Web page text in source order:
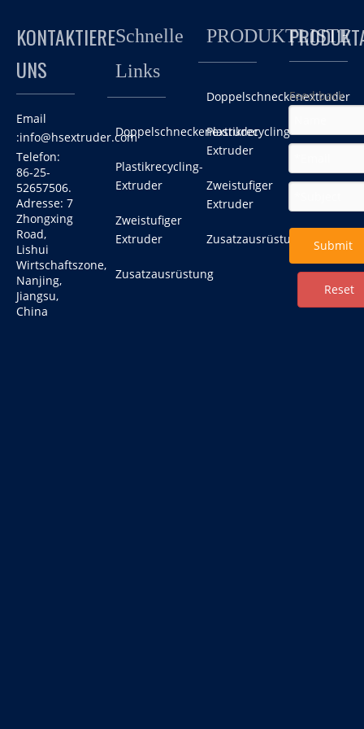
KONTAKTIERE
UNS
Email
:info@hsextruder.com
Telefon:
86-25-
52657506.
Adresse: 7
Zhongxing
Road,
Lishui
Wirtschaftszone,
Nanjing,
Jiangsu,
China
Schnelle
Links
Doppelschneckenextruder
Plastikrecycling-
Extruder
Zweistufiger
Extruder
Zusatzausrüstung
PRODUKTLISTE
Doppelschneckenextruder
Plastikrecycling-
Extruder
Zweistufiger
Extruder
Zusatzausrüstung
Feed back
Submit
Reset